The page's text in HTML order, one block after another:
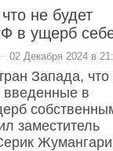
не будет
в ущерб
02 Декабря 2024 в
Запада, что
введенные в
заместитель